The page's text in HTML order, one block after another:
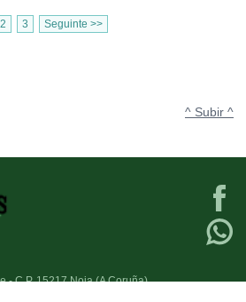
2 3 Seguinte >>
^ Subir ^
- C.P. 15217 Noia (A Coruña)